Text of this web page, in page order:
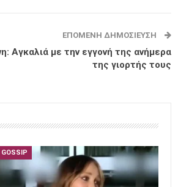
ΕΠΌΜΕΝΗ ΔΗΜΟΣΊΕΥΣΗ
Aγκαλιά με την εγγονή της ανήμερα
της γιορτής τους
GOSSIP